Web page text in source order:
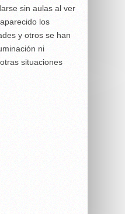
sin aulas al ver
los
y otros se han
ni
situaciones